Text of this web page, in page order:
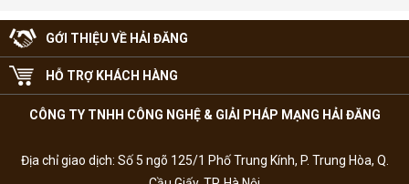
GỚI THIỆU VỀ HẢI ĐĂNG
HỖ TRỢ KHÁCH HÀNG
CÔNG TY TNHH CÔNG NGHỆ & GIẢI PHÁP MẠNG HẢI ĐĂNG
Địa chỉ giao dịch: Số 5 ngõ 125/1 Phố Trung Kính, P. Trung Hòa, Q.